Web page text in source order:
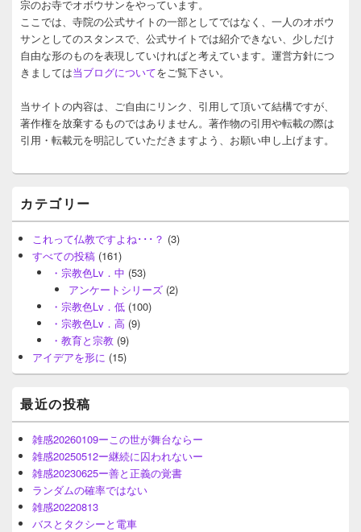
バ
ー
ウ
ィ
ジ
ッ
ト
エ
リ
宗のお寺でオボウサンをやっています。
ここでは、寺院の公式サイトの一部としてではなく、一人のオボウ
サンとしてのスタンスで、公式サイトでは紹介できない、少しだけ
自由な形のものを表現していければと考えています。運営方針につ
きましては当ブログについてをご覧下さい。
当サイトの内容は、ご自由にリンク、引用して頂いて結構ですが、
著作権を放棄するものではありません。著作物の引用や転載の際は
引用・転載元を明記していただきますよう、お願い申し上げます。
カテゴリー
これって仏教ですよね･･･？ (3)
すべての投稿 (161)
・宗教色Lv．中 (53)
アンケートシリーズ (2)
・宗教色Lv．低(100)
・宗教色Lv．高(9)
・教育と宗教(9)
アイデアを形に (15)
最近の投稿
雑感20260109ーこの世が舞台ならー
雑感20250512ー継続に囚われないー
雑感20230625ー善と正義の覚書
ランダムの確率ではない
雑感20220813
バスとタクシーと電車